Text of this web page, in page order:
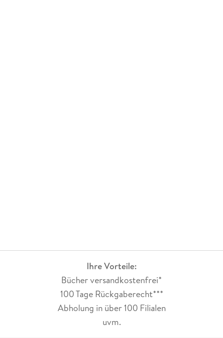
Ihre Vorteile:
Bücher versandkostenfrei*
100 Tage Rückgaberecht***
Abholung in über 100 Filialen
uvm.